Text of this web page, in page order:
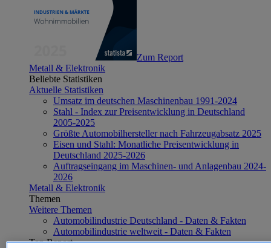
Zum Report
Metall & Elektronik
Beliebte Statistiken
Aktuelle Statistiken
Umsatz im deutschen Maschinenbau 1991-2024
Stahl - Index zur Preisentwicklung in Deutschland
2005-2025
Größte Automobilhersteller nach Fahrzeugabsatz 2025
Eisen und Stahl: Monatliche Preisentwicklung in
Deutschland 2025-2026
Auftragseingang im Maschinen- und Anlagenbau 2024-
2026
Metall & Elektronik
Themen
Weitere Themen
Automobilindustrie Deutschland - Daten & Fakten
Automobilindustrie weltweit - Daten & Fakten
Top Report